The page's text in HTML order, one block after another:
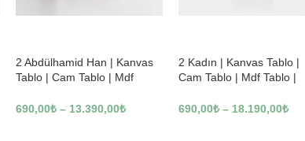
2 Abdülhamid Han | Kanvas
Tablo | Cam Tablo | Mdf
690,00₺ – 13.390,00₺
2 Kadın | Kanvas Tablo |
Cam Tablo | Mdf Tablo |
690,00₺ – 18.190,00₺